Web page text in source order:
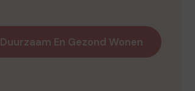
Duurzaam En Gezond Wonen